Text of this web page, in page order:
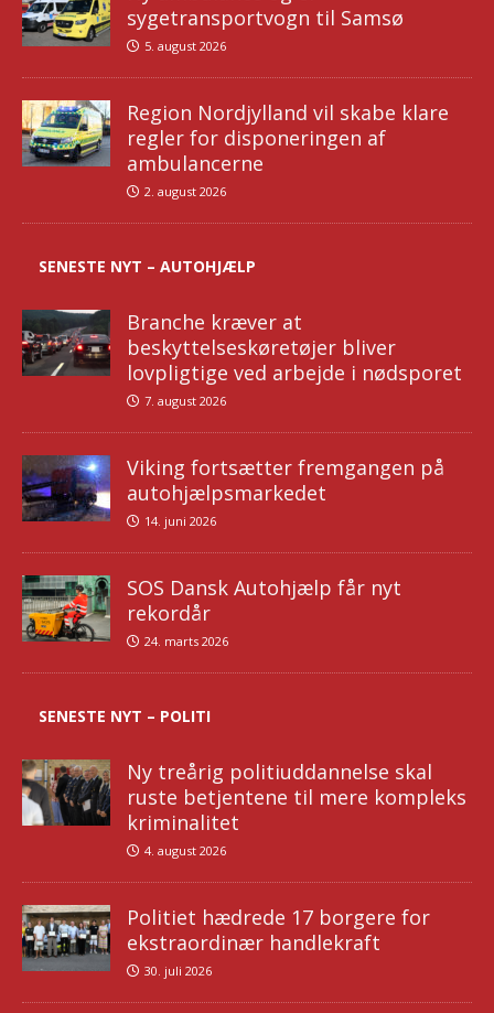
sygetransportvogn til Samsø
5. august 2026
Region Nordjylland vil skabe klare
regler for disponeringen af
ambulancerne
2. august 2026
SENESTE NYT – AUTOHJÆLP
Branche kræver at
beskyttelseskøretøjer bliver
lovpligtige ved arbejde i nødsporet
7. august 2026
Viking fortsætter fremgangen på
autohjælpsmarkedet
14. juni 2026
SOS Dansk Autohjælp får nyt
rekordår
24. marts 2026
SENESTE NYT – POLITI
Ny treårig politiuddannelse skal
ruste betjentene til mere kompleks
kriminalitet
4. august 2026
Politiet hædrede 17 borgere for
ekstraordinær handlekraft
30. juli 2026